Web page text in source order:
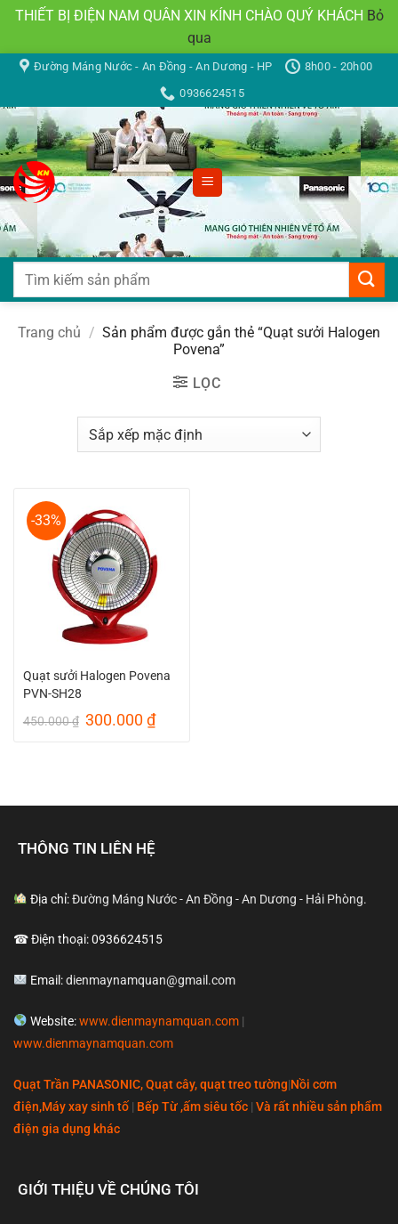
THIẾT BỊ ĐIỆN NAM QUÂN XIN KÍNH CHÀO QUÝ KHÁCH Bỏ
qua
nội
dung
Đường Máng Nước - An Đồng - An Dương - HP
8h00 - 20h00
0936624515
Tìm
Trang chủ / Sản phẩm được gắn thẻ “Quạt sưởi Halogen
Povena”
LỌC
-33%
Quạt sưởi Halogen Povena
PVN-SH28
450.000₫ Giá
300.000₫Giá
THÔNG TIN LIÊN HỆ
Địa chỉ:Đường Máng Nước - An Đồng - An Dương - Hải Phòng.
☎ Điện thoại: 0936624515
Email:dienmaynamquan@gmail.com
Website:www.dienmaynamquan.com |
www.dienmaynamquan.com
Quạt Trần PANASONIC, Quạt cây, quạt treo tường|Nồi cơm
điện,Máy xay sinh tố | Bếp Từ ,ấm siêu tốc | Và rất nhiều sản phẩm
điện gia dụng khác
GIỚI THIỆU VỀ CHÚNG TÔI